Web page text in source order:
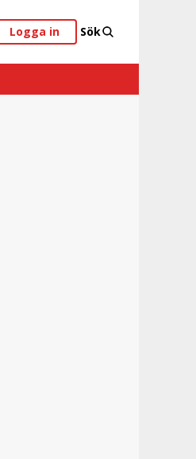
Logga in Sök